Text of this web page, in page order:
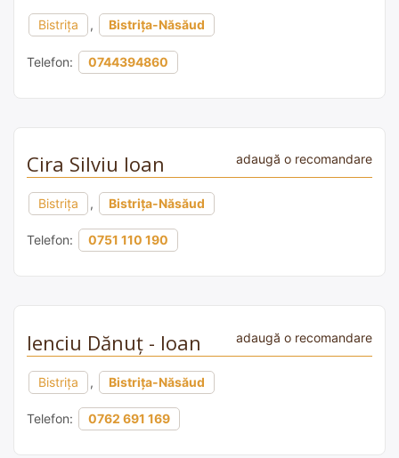
Bistrița , Bistrița-Năsăud
Telefon: 0744394860
Cira Silviu Ioan adaugă o recomandare
Bistrița , Bistrița-Năsăud
Telefon: 0751 110 190
Ienciu Dănuț - Ioan adaugă o recomandare
Bistrița , Bistrița-Năsăud
Telefon: 0762 691 169